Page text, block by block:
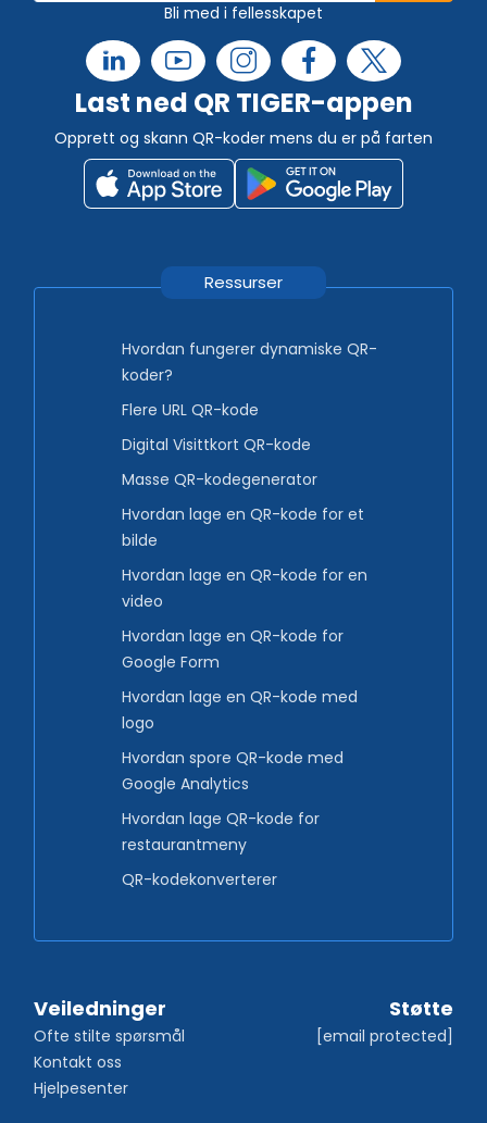
Bli med i fellesskapet
Last ned QR TIGER-appen
Opprett og skann QR-koder mens du er på farten
Ressurser
Hvordan fungerer dynamiske QR-
koder?
Flere URL QR-kode
Digital Visittkort QR-kode
Masse QR-kodegenerator
Hvordan lage en QR-kode for et
bilde
Hvordan lage en QR-kode for en
video
Hvordan lage en QR-kode for
Google Form
Hvordan lage en QR-kode med
logo
Hvordan spore QR-kode med
Google Analytics
Hvordan lage QR-kode for
restaurantmeny
QR-kodekonverterer
Veiledninger
Ofte stilte spørsmål
Kontakt oss
Hjelpesenter
Støtte
[email protected]